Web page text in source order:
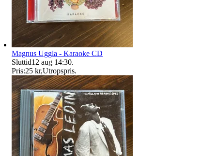
Magnus Uggla - Karaoke CD
Sluttid12 aug 14:30.
Pris:25 kr,Utropspris.